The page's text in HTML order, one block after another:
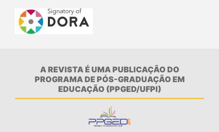
A REVISTA É UMA PUBLICAÇÃO DO
PROGRAMA DE PÓS-GRADUAÇÃO EM
EDUCAÇÃO (PPGED/UFPI)